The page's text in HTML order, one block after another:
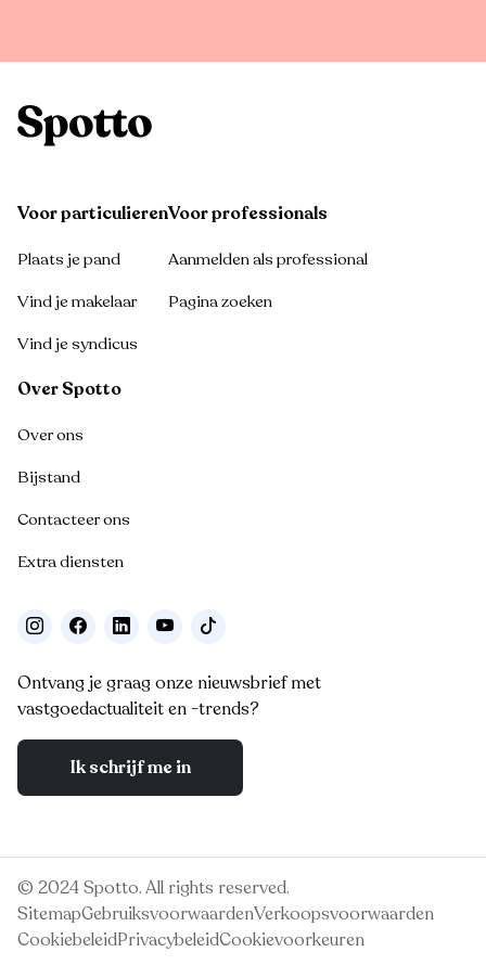
Voor particulieren
Plaats je pand
Vind je makelaar
Vind je syndicus
Voor professionals
Aanmelden als professional
Pagina zoeken
Over Spotto
Over ons
Bijstand
Contacteer ons
Extra diensten
Ontvang je graag onze nieuwsbrief met
vastgoedactualiteit en -trends?
Ik schrijf me in
© 2024 Spotto. All rights reserved.
SitemapGebruiksvoorwaardenVerkoopsvoorwaarden
CookiebeleidPrivacybeleidCookievoorkeuren